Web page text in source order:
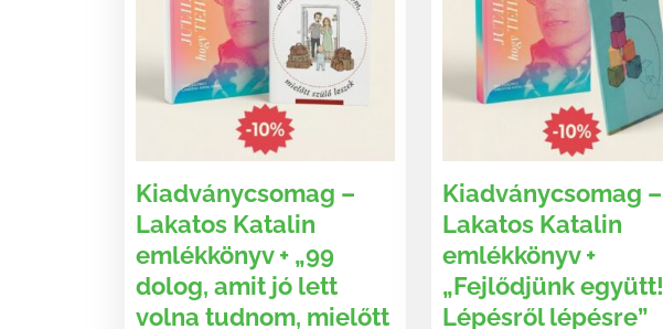
Kiadványcsomag –
Lakatos Katalin
emlékkönyv + „99
dolog, amit jó lett
volna tudnom, mielőtt
Kiadványcsomag –
Lakatos Katalin
emlékkönyv +
„Fejlődjünk együtt!
Lépésről lépésre”